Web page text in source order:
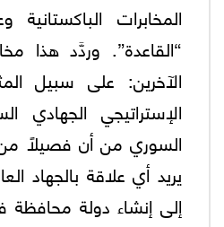
المخابرات
“القاعدة”. وردَّد هذا
الآخرين: على سبيل
الإستراتيجي
السوري من أن فصيلاً من
يريد أي علاقة بالجهاد
إلى إنشاء دولة محافظة